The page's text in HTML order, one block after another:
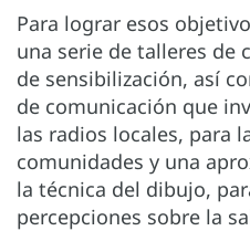
Para lograr esos
una serie de talleres de
de sensibilización, así
de comunicación que
las radios locales, para
comunidades y una
la técnica del dibujo,
percepciones sobre la